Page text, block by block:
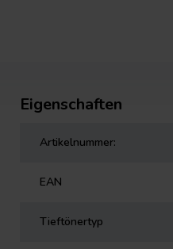
Eigenschaften
Artikelnummer:
EAN
Tieftönertyp